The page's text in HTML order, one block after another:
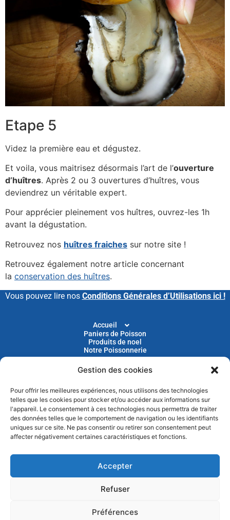
Gestion des cookies
Pour offrir les meilleures expériences, nous utilisons des technologies
telles que les cookies pour stocker et/ou accéder aux informations sur
l'appareil. Le consentement à ces technologies nous permettra de traiter
des données telles que le comportement de navigation ou les identifiants
uniques sur ce site. Ne pas consentir ou retirer son consentement peut
affecter négativement certaines caractéristiques et fonctions.
Accepter
Refuser
Préférences
Etape 5
Videz la première eau et dégustez.
Et voila, vous maitrisez désormais l’art de l’ouverture
d’huîtres. Après 2 ou 3 ouvertures d’huîtres, vous
deviendrez un véritable expert.
Pour apprécier pleinement vos huîtres, ouvrez-les 1h
avant la dégustation.
Retrouvez nos huîtres fraiches sur notre site !
Retrouvez également notre article concernant
la conservation des huîtres.
Vous pouvez lire nos Conditions Générales d’Utilisations ici !
Accueil
Paniers de Poisson
Produits de noel
Notre Poissonnerie
Livraison
Blog
Devenir Client
Parrainage
Abonnez-vous à notre newsletter pour recevoir nos
actus et nos promotions chaque mois